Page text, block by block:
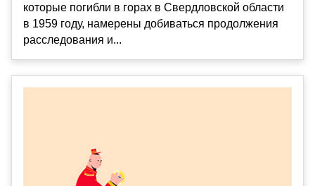
которые погибли в горах в Свердловской области
в 1959 году, намерены добиваться продолжения
расследования и...